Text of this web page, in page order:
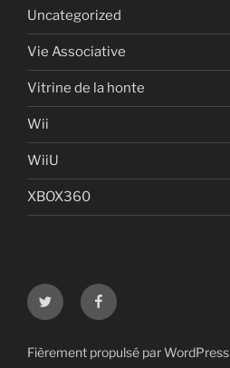
Uncategorized
Vie Associative
Vitrine de la honte
Wii
WiiU
XBOX360
Twitter Facebook
Fièrement propulsé par WordPress